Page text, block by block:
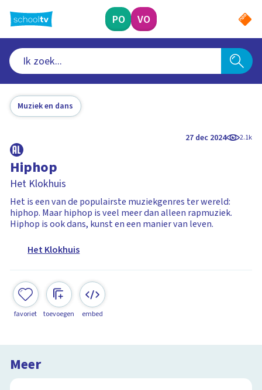
naar
hoofdinhoud
PO VO
Muziek en dans
27 dec 2024 2.1k
Hiphop
Het Klokhuis
Het is een van de populairste muziekgenres ter wereld:
hiphop. Maar hiphop is veel meer dan alleen rapmuziek.
Hiphop is ook dans, kunst en een manier van leven.
Het Klokhuis
favoriet toevoegen embed
Meer